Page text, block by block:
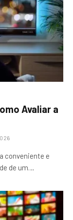
Avaliar a
conveniente e
de um…